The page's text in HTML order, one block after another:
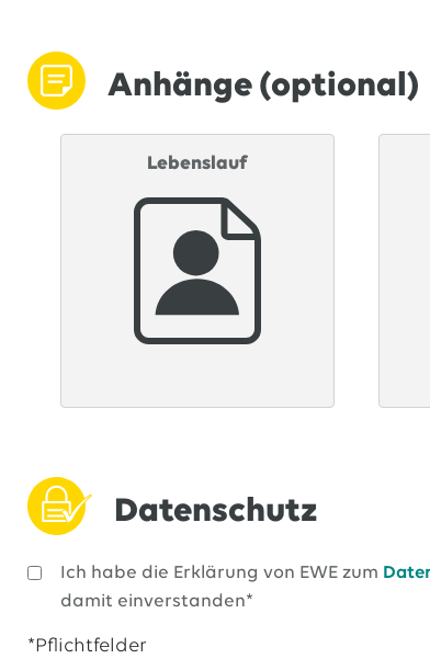
Anhänge (optional)
Lebenslauf
Datenschutz
Ich habe die Erklärung von EWE zum
damit einverstanden*
*Pflichtfelder